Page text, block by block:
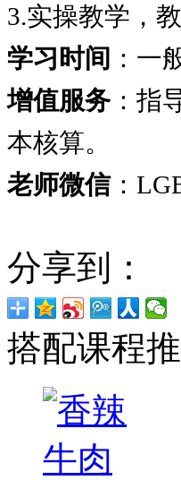
3.实操教学，
学习时间 ：一
增值服务：指
本核算。
老师微信：
分享到：
搭配课程